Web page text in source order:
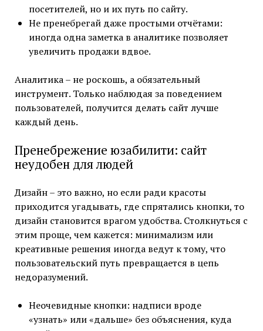
посетителей, но и их путь по сайту.
Не пренебрегай даже простыми отчётами:
иногда одна заметка в аналитике позволяет
увеличить продажи вдвое.
Аналитика – не роскошь, а обязательный
инструмент. Только наблюдая за поведением
пользователей, получится делать сайт лучше
каждый день.
Пренебрежение юзабилити: сайт
неудобен для людей
Дизайн – это важно, но если ради красоты
приходится угадывать, где спрятались кнопки, то
дизайн становится врагом удобства. Столкнуться с
этим проще, чем кажется: минимализм или
креативные решения иногда ведут к тому, что
пользовательский путь превращается в цепь
недоразумений.
Неочевидные кнопки: надписи вроде
«узнать» или «дальше» без объяснения, куда